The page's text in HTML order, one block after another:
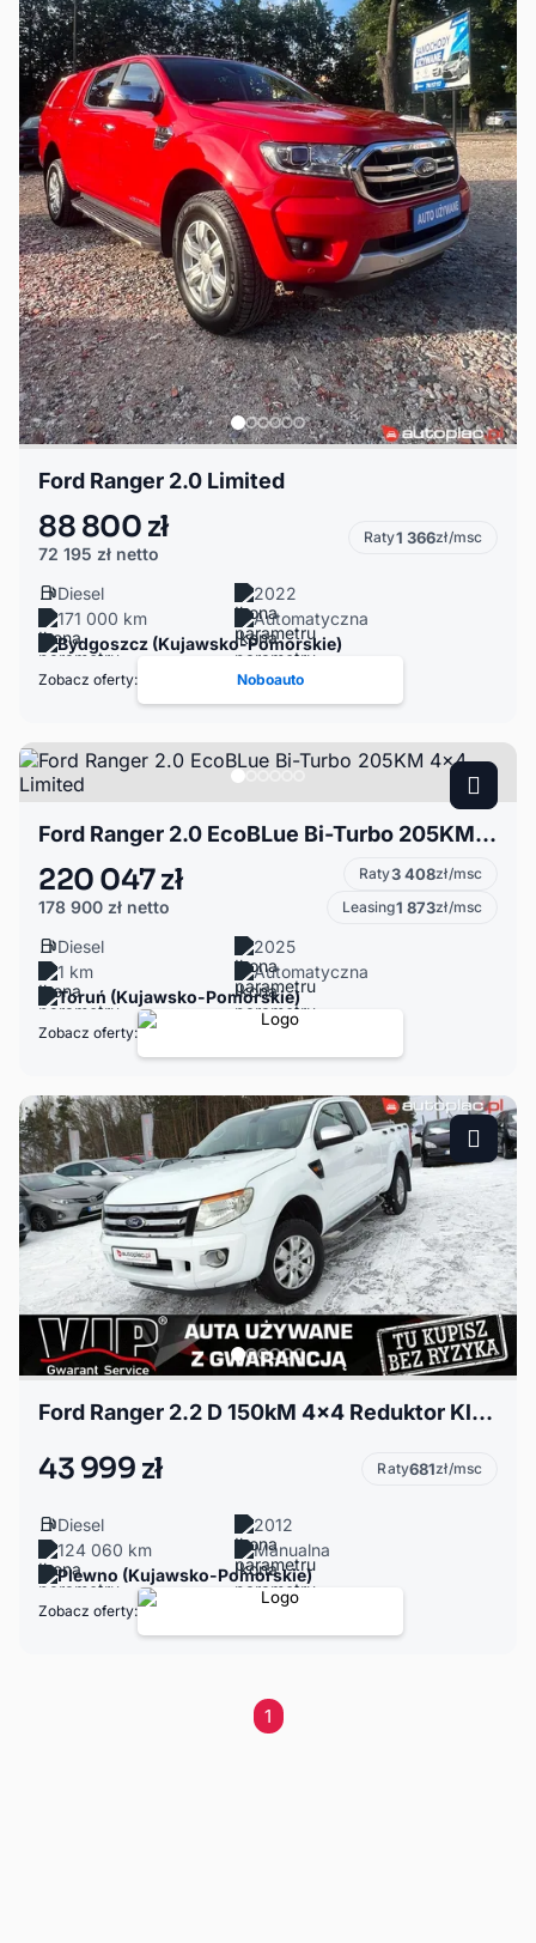
Ford Ranger 2.0 Limited
88 800 zł
72 195 zł netto
Raty1 366zł/msc
Diesel
2022
171 000 km
Automatyczna
Bydgoszcz (Kujawsko-Pomorskie)
Zobacz oferty: Noboauto
Ford Ranger 2.0 EcoBLue Bi-Turbo 205KM 4x4 Limited
220 047 zł
178 900 zł netto
Raty3 408zł/msc
Leasing1 873zł/msc
Diesel
2025
1 km
Automatyczna
Toruń (Kujawsko-Pomorskie)
Zobacz oferty:
Ford Ranger 2.2 D 150kM 4x4 Reduktor Klima Tempomat Hak Tylko 124tyś km GWARANCJA
43 999 zł Raty681zł/msc
Diesel
2012
124 060 km
Manualna
Plewno (Kujawsko-Pomorskie)
Zobacz oferty:
1